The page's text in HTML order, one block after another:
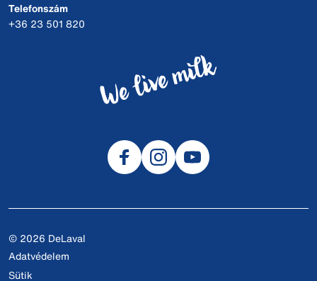
Telefonszám
+36 23 501 820
© 2026 DeLaval
Adatvédelem
Sütik